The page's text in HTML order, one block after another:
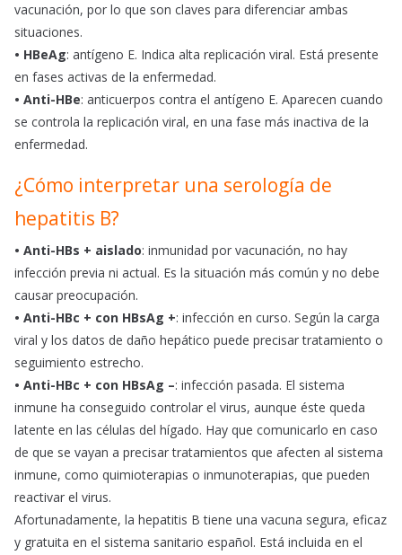
vacunación, por lo que son claves para diferenciar ambas
situaciones.
• HBeAg: antígeno E. Indica alta replicación viral. Está presente
en fases activas de la enfermedad.
• Anti-HBe: anticuerpos contra el antígeno E. Aparecen cuando
se controla la replicación viral, en una fase más inactiva de la
enfermedad.
¿Cómo interpretar una serología de
hepatitis B?
• Anti-HBs + aislado: inmunidad por vacunación, no hay
infección previa ni actual. Es la situación más común y no debe
causar preocupación.
• Anti-HBc + con HBsAg +: infección en curso. Según la carga
viral y los datos de daño hepático puede precisar tratamiento o
seguimiento estrecho.
• Anti-HBc + con HBsAg –: infección pasada. El sistema
inmune ha conseguido controlar el virus, aunque éste queda
latente en las células del hígado. Hay que comunicarlo en caso
de que se vayan a precisar tratamientos que afecten al sistema
inmune, como quimioterapias o inmunoterapias, que pueden
reactivar el virus.
Afortunadamente, la hepatitis B tiene una vacuna segura, eficaz
y gratuita en el sistema sanitario español. Está incluida en el